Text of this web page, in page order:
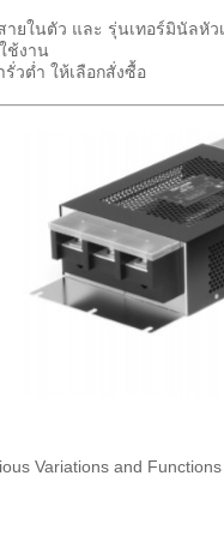
ยในตัว และ รุ่นเทอร์มินัลหัว
ช้งาน
วต่ำ ให้เลือกสั่งซื้อ
Variations and Functions